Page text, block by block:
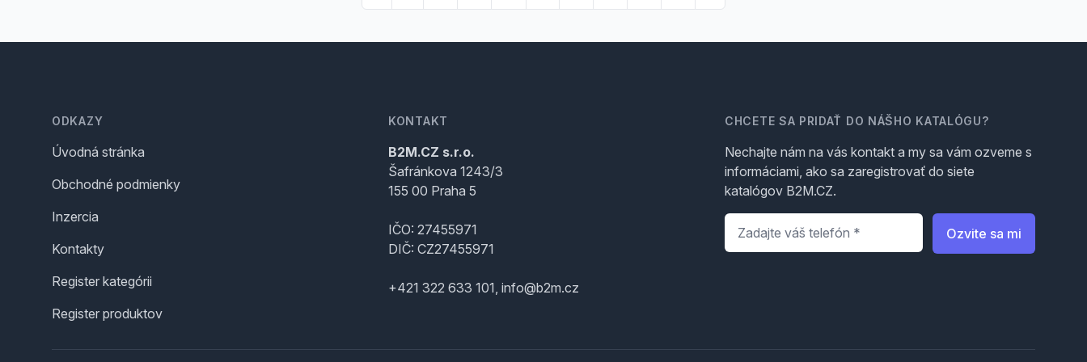
ODKAZY
Úvodná stránka
Obchodné podmienky
Inzercia
Kontakty
Register kategórii
Register produktov
KONTAKT
B2M.CZ s.r.o.
Šafránkova 1243/3
155 00 Praha 5
IČO: 27455971
DIČ: CZ27455971
+421 322 633 101, info@b2m.cz
CHCETE SA PRIDAŤ DO NÁŠHO KATALÓGU?
Nechajte nám na vás kontakt a my sa vám ozveme s
informáciami, ako sa zaregistrovať do siete
katalógov B2M.CZ.
Telefón
Ozvite sa mi